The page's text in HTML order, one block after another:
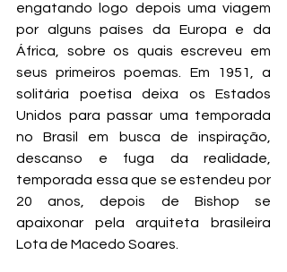
engatando logo depois uma viagem
por alguns países da Europa e da
África, sobre os quais escreveu em
seus primeiros poemas. Em 1951, a
solitária poetisa deixa os Estados
Unidos para passar uma temporada
no Brasil em busca de inspiração,
descanso e fuga da realidade,
temporada essa que se estendeu por
20 anos, depois de Bishop se
apaixonar pela arquiteta brasileira
Lota de Macedo Soares.